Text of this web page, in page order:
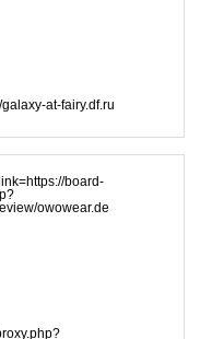
galaxy-at-fairy.df.ru
board-
owowear.de